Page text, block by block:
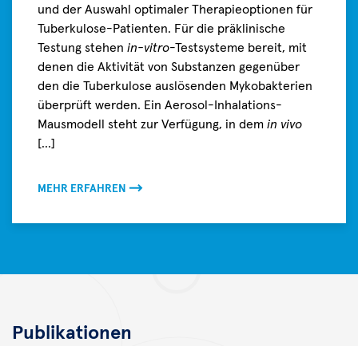
und der Auswahl optimaler Therapieoptionen für
Tuberkulose-Patienten. Für die präklinische
Testung stehen in-vitro-Testsysteme bereit, mit
denen die Aktivität von Substanzen gegenüber
den die Tuberkulose auslösenden Mykobakterien
überprüft werden. Ein Aerosol-Inhalations-
Mausmodell steht zur Verfügung, in dem in vivo
[...]
MEHR ERFAHREN
Publikationen